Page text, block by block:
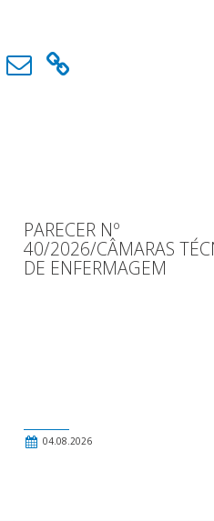
PARECER Nº
40/2026/CÂMARAS
DE ENFERMAGEM
04.08.2026